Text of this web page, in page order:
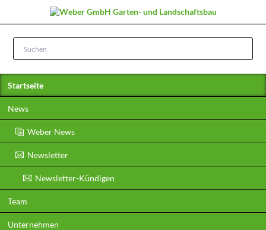
überspringen
Startseite
News
Weber News
Newsletter
Newsletter-Kündigen
Team
Unternehmen